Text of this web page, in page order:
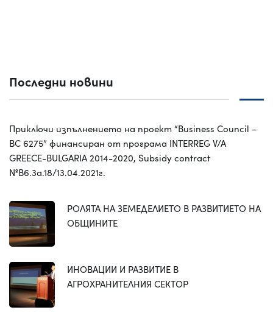
Последни новини
Приключи изпълнението на проект “Business Council –
BC 6275” финансиран от програма INTERREG V/A
GREECE-BULGARIA 2014-2020, Subsidy contract
№B6.3a.18/13.04.2021г.
РОЛЯТА НА ЗЕМЕДЕЛИЕТО В РАЗВИТИЕТО НА
ОБЩИНИТЕ
ИНОВАЦИИ И РАЗВИТИЕ В
АГРОХРАНИТЕЛНИЯ СЕКТОР